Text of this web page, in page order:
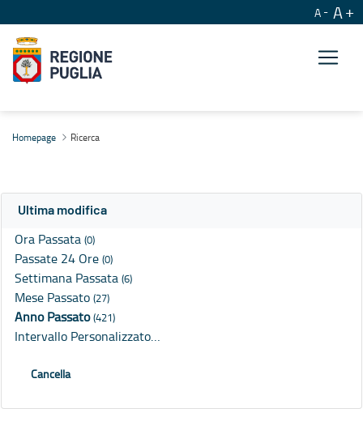
A A
Homepage Ricerca
Ultima modifica
Ora Passata (0)
Passate 24 Ore (0)
Settimana Passata (6)
Mese Passato (27)
Anno Passato(421)
Intervallo Personalizzato…
Cancella